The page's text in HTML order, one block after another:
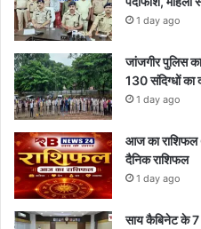
1 day ago
जांजगीर पुलिस
130 संदिग्धों का
1 day ago
आज का राशिफल
दैनिक राशिफल
1 day ago
साय कैबिनेट के